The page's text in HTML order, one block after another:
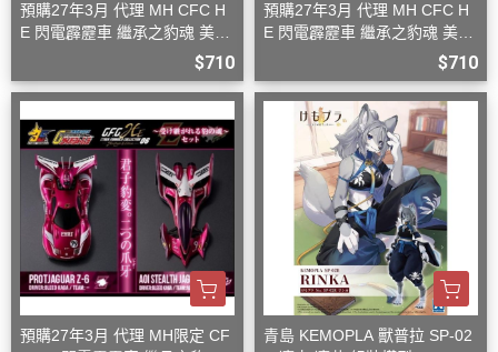
預購27年3月 代理 MH CFC H
E 閃電霹靂車 繼承之豹魂 美洲
$710
預購27年3月 代理 MH CFC H
E 閃電霹靂車 繼承之豹魂 美洲
$710
預購27年3月 代理 MH限定 CF
青島 KEMOPLA 獸普拉 SP-02